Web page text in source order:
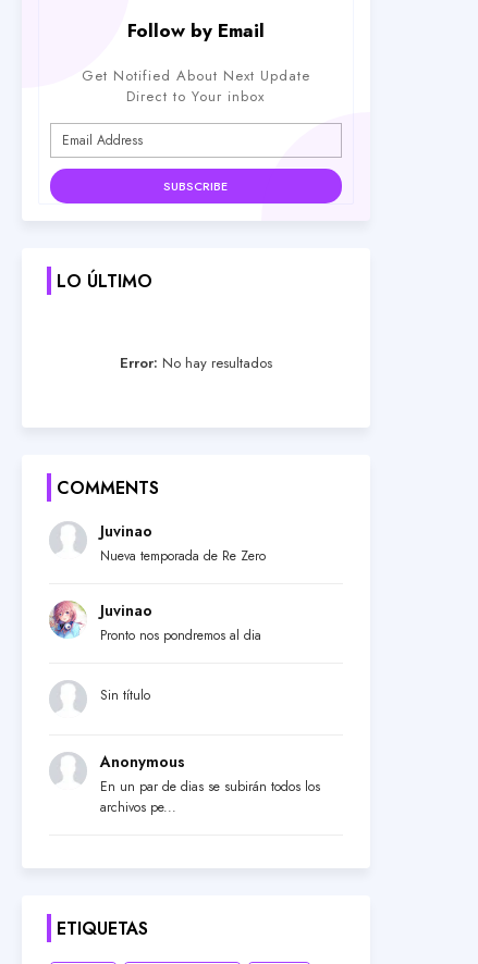
Follow by Email
Get Notified About Next Update
Direct to Your inbox
LO ÚLTIMO
Error: No hay resultados
COMMENTS
Juvinao
Nueva temporada de Re Zero
Juvinao
Pronto nos pondremos al dia
Sin título
Anonymous
En un par de dias se subirán todos los
archivos pe...
ETIQUETAS